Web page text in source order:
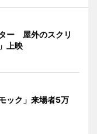
ー 屋外のスクリ
上映
ック」来場者5万